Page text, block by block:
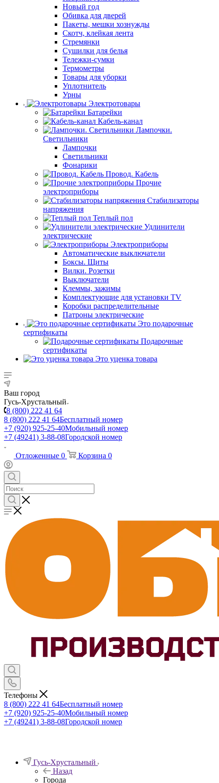
Новый год
Обивка для дверей
Пакеты, мешки хознужды
Скотч, клейкая лента
Стремянки
Сушилки для белья
Тележки-сумки
Термометры
Товары для уборки
Уплотнитель
Урны
Электротовары
Батарейки
Кабель-канал
Лампочки.
Светильники
Лампочки
Светильники
Фонарики
Провод. Кабель
Прочие
электроприборы
Стабилизаторы
напряжения
Теплый пол
Удлинители
электрические
Электроприборы
Автоматические выключатели
Боксы. Щиты
Вилки. Розетки
Выключатели
Клеммы, зажимы
Комплектующие для установки TV
Коробки распределительные
Патроны электрические
Это подарочные
сертификаты
Подарочные
сертификаты
Это уценка товара
Ваш город
Гусь-Хрустальный
8 (800) 222 41 64
8 (800) 222 41 64Бесплатный номер
+7 (920) 925-25-40Мобильный номер
+7 (49241) 3-88-08Городской номер
Отложенные 0 Корзина 0
Телефоны
8 (800) 222 41 64Бесплатный номер
+7 (920) 925-25-40Мобильный номер
+7 (49241) 3-88-08Городской номер
Гусь-Хрустальный
Назад
Города